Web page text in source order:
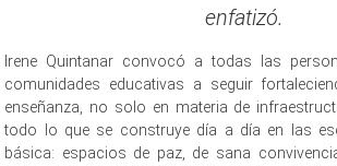
enfatizó.
Irene Quintanar convocó a todas las
comunidades educativas a seguir
enseñanza, no solo en materia de
todo lo que se construye día a día en las
básica: espacios de paz, de sana